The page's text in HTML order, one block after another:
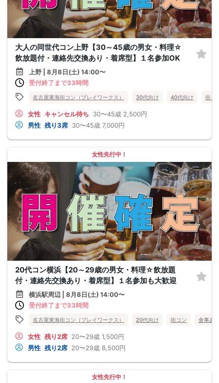
大人の同世代コン上野【30～45歳の男女・料理☆
飲放題付・連絡先交換あり・着席型】１名参加OK
上野 | 8月8日(土) 14:00〜
受付終了まで33時間
名古屋東海街コン（プレイワークス） 30代向け 40代向け 街コ
女性 キャンセル待ち 30〜45歳 2,500円
男性 残り3席 30〜45歳 7,000円
女性先行中！
20代コン横浜【20～29歳の男女・料理☆飲放題
付・連絡先交換あり・着席型】１名参加も大歓迎
横浜駅周辺 | 8月8日(土) 14:00〜
受付終了まで33時間
名古屋東海街コン（プレイワークス） 20代向け 街コン 食事あ
女性 残り2席 20〜29歳 1,500円
男性 残り2席 20〜29歳 8,500円
女性先行中！